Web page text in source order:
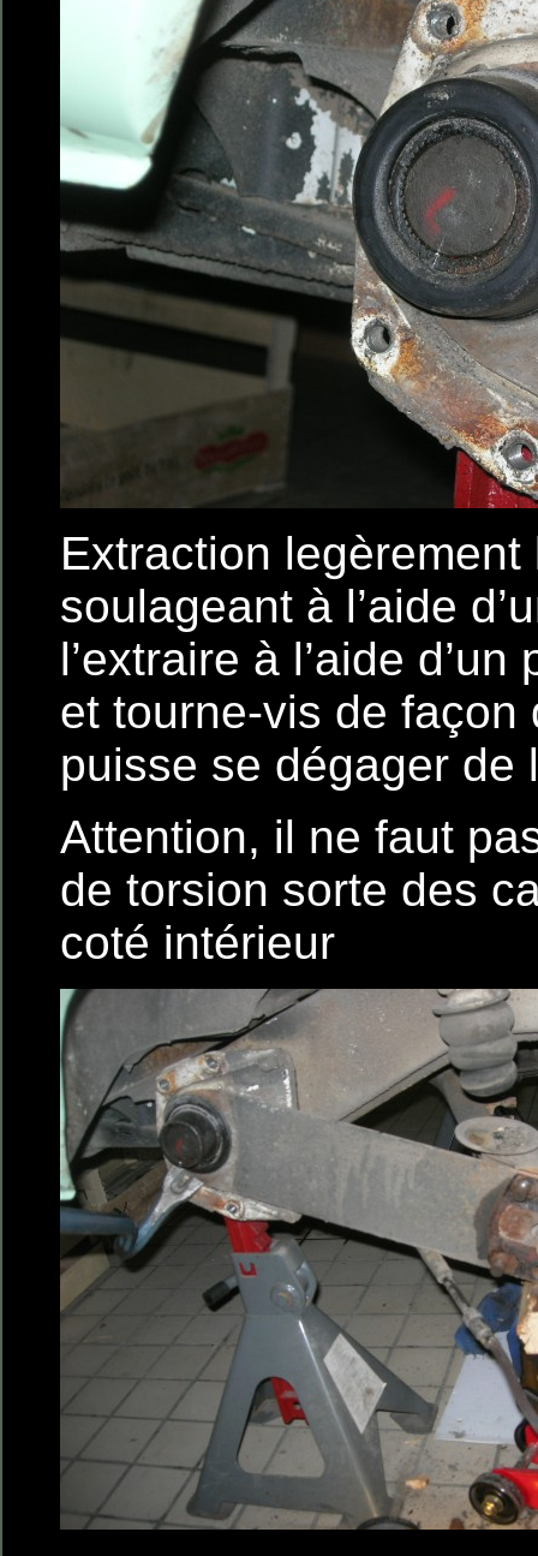
Extraction
soulageant à l’aide
l’extraire à l’aide
et tourne-vis de façon
puisse se dégager de
Attention, il ne faut
de torsion sorte des
coté intérieur